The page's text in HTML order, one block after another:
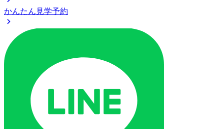
かんたん見学予約